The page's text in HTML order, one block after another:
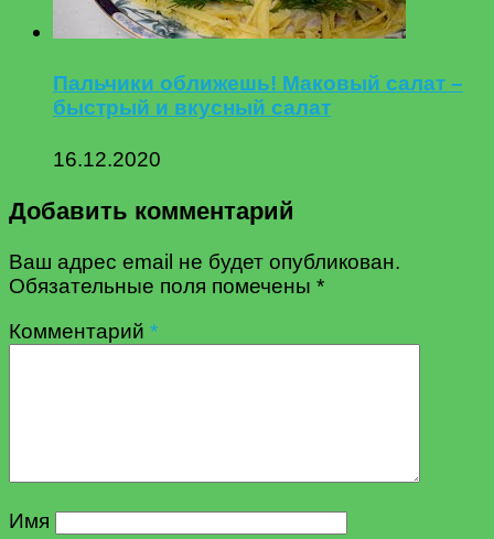
Пальчики оближешь! Маковый салат –
быстрый и вкусный салат
16.12.2020
Добавить комментарий
Ваш адрес email не будет опубликован.
Обязательные поля помечены *
Комментарий *
Имя